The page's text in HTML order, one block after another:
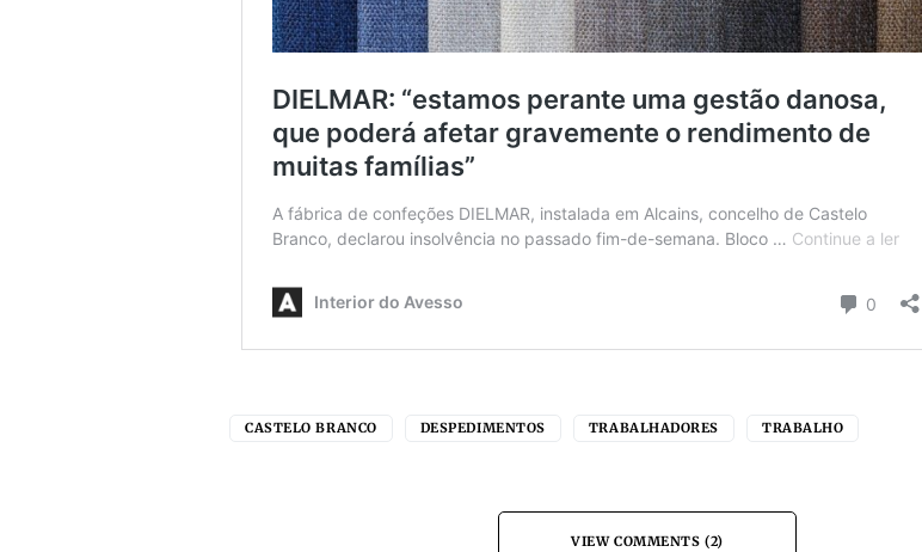
CASTELO BRANCO DESPEDIMENTOS TRABALHADORES TRABALHO
VIEW COMMENTS (2)